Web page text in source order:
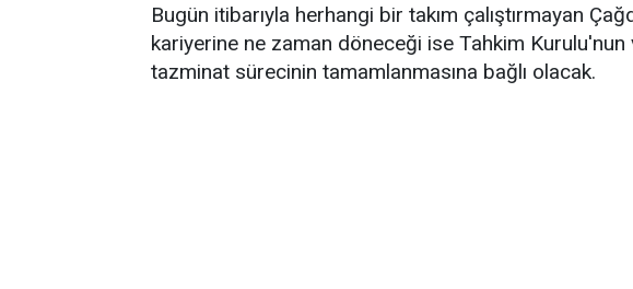
Bugün itibarıyla herhangi bir takım çalıştırmayan
kariyerine ne zaman döneceği ise Tahkim Kurulu'nun
tazminat sürecinin tamamlanmasına bağlı olacak.